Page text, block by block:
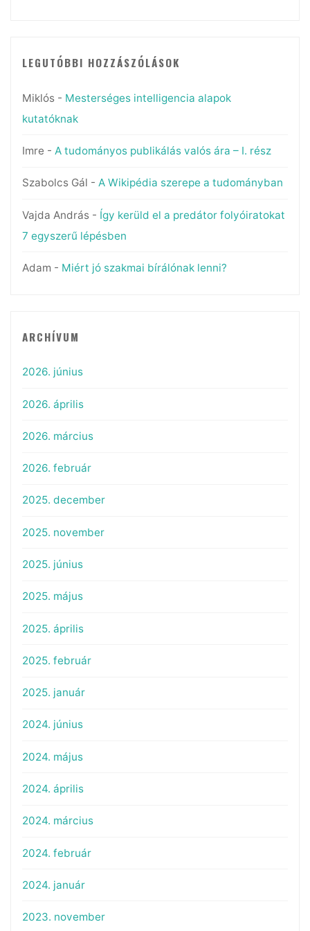
LEGUTÓBBI HOZZÁSZÓLÁSOK
Miklós- Mesterséges intelligencia alapok
kutatóknak
Imre - A tudományos publikálás valós ára – I. rész
Szabolcs Gál - A Wikipédia szerepe a tudományban
Vajda András- Így kerüld el a predátor folyóiratokat
7 egyszerű lépésben
Adam - Miért jó szakmai bírálónak lenni?
ARCHÍVUM
2026. június
2026. április
2026. március
2026. február
2025. december
2025. november
2025. június
2025. május
2025. április
2025. február
2025. január
2024. június
2024. május
2024. április
2024. március
2024. február
2024. január
2023. november